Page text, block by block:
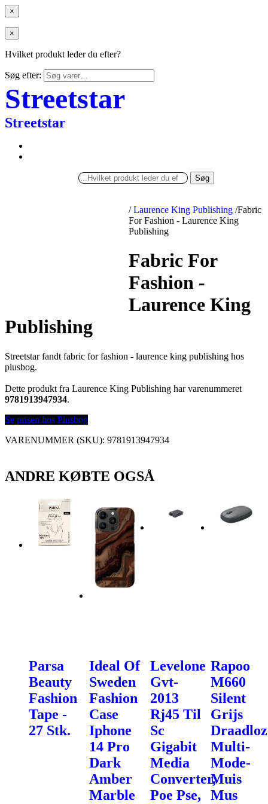
×
×
Hvilket produkt leder du efter?
Søg efter:
Streetstar
Streetstar
Søg
/ Laurence King Publishing /Fabric
For Fashion - Laurence King
Publishing
Fabric For
Fashion -
Laurence King
Publishing
Streetstar fandt fabric for fashion - laurence king publishing hos
plusbog.
Dette produkt fra Laurence King Publishing har varenummeret
9781913947934.
Se prisen hos Plusbog
VARENUMMER (SKU): 9781913947934
ANDRE KØBTE OGSÅ
Parsa
Beauty
Fashion
Tape -
27 Stk.
Ideal Of
Sweden
Fashion
Case
Iphone
14 Pro
Dark
Amber
Marble
Levelone
Gvt-
2013
Rj45 Til
Sc
Gigabit
Media
Converter,
Poe Pse,
Rapoo
M660
Silent
Grijs
Multi-
Mode-
Muis
Mus